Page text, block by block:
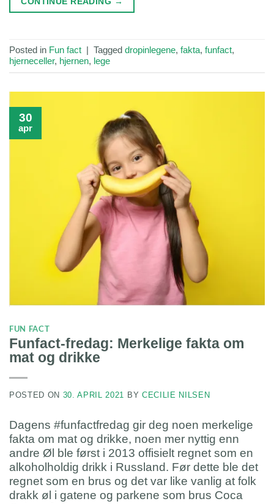
Posted in Fun fact | Tagged dropinlegene, fakta, funfact,
hjerneceller, hjernen, lege
30
apr
FUN FACT
Funfact-fredag: Merkelige fakta om
mat og drikke
POSTED ON 30. APRIL 2021 BY CECILIE NILSEN
Dagens #funfactfredag gir deg noen merkelige
fakta om mat og drikke, noen mer nyttig enn
andre Øl ble først i 2013 offisielt regnet som en
alkoholholdig drikk i Russland. Før dette ble det
regnet som en brus og det var like vanlig at folk
drakk øl i gatene og parkene som brus Coca